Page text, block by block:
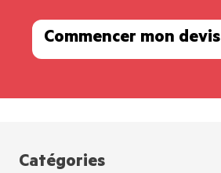
Commencer mon devis
Catégories